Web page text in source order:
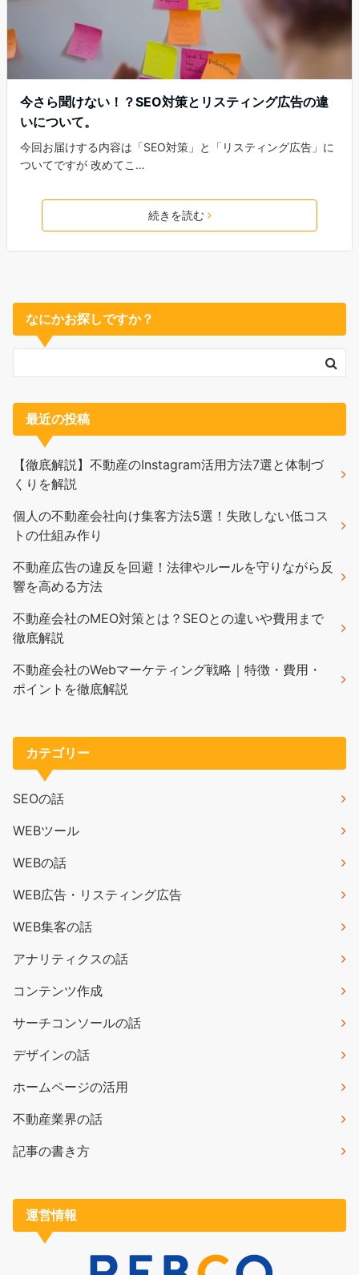
今さら聞けない！？SEO対策とリスティング広告の違
いについて。
今回お届けする内容は「SEO対策」と「リスティング広告」に
ついてですが 改めてこ…
続きを読む
なにかお探しですか？
最近の投稿
【徹底解説】不動産のInstagram活用方法7選と体制づ
くりを解説
個人の不動産会社向け集客方法5選！失敗しない低コス
トの仕組み作り
不動産広告の違反を回避！法律やルールを守りながら反
響を高める方法
不動産会社のMEO対策とは？SEOとの違いや費用まで
徹底解説
不動産会社のWebマーケティング戦略｜特徴・費用・
ポイントを徹底解説
カテゴリー
SEOの話
WEBツール
WEBの話
WEB広告・リスティング広告
WEB集客の話
アナリティクスの話
コンテンツ作成
サーチコンソールの話
デザインの話
ホームページの活用
不動産業界の話
記事の書き方
運営情報